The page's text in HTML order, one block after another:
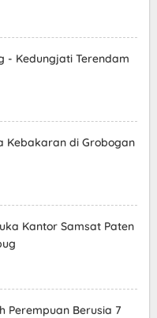
- Kedungjati Terendam
Kebakaran di Grobogan
Kantor Samsat Paten
Perempuan Berusia 7